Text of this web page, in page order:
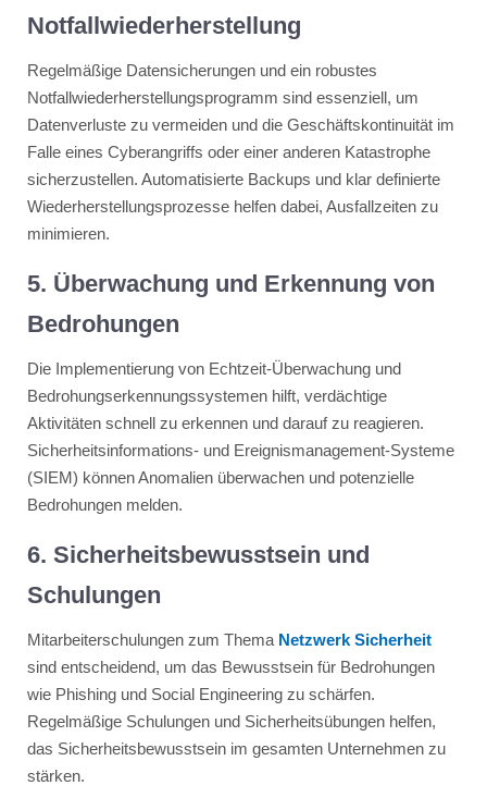
Notfallwiederherstellung
Regelmäßige Datensicherungen und ein robustes
Notfallwiederherstellungsprogramm sind essenziell, um
Datenverluste zu vermeiden und die Geschäftskontinuität im
Falle eines Cyberangriffs oder einer anderen Katastrophe
sicherzustellen. Automatisierte Backups und klar definierte
Wiederherstellungsprozesse helfen dabei, Ausfallzeiten zu
minimieren​​.
5. Überwachung und Erkennung von
Bedrohungen
Die Implementierung von Echtzeit-Überwachung und
Bedrohungserkennungssystemen hilft, verdächtige
Aktivitäten schnell zu erkennen und darauf zu reagieren.
Sicherheitsinformations- und Ereignismanagement-Systeme
(SIEM) können Anomalien überwachen und potenzielle
Bedrohungen melden​​​​.
6. Sicherheitsbewusstsein und
Schulungen
Mitarbeiterschulungen zum Thema Netzwerk Sicherheit
sind entscheidend, um das Bewusstsein für Bedrohungen
wie Phishing und Social Engineering zu schärfen.
Regelmäßige Schulungen und Sicherheitsübungen helfen,
das Sicherheitsbewusstsein im gesamten Unternehmen zu
stärken​​.